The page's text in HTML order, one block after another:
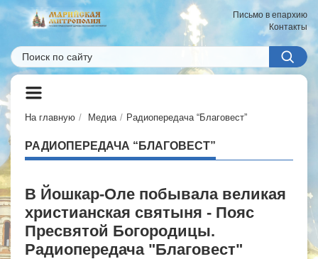
Письмо в епархию
Контакты
На главную Медиа Радиопередача “Благовест”
РАДИОПЕРЕДАЧА “БЛАГОВЕСТ”
В Йошкар-Оле побывала великая
христианская святыня - Пояс
Пресвятой Богородицы.
Радиопередача "Благовест"